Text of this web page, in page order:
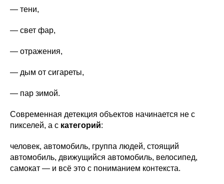
— тени,
— свет фар,
— отражения,
— дым от сигареты,
— пар зимой.
Современная детекция объектов начинается не с
пикселей, а с категорий:
человек, автомобиль, группа людей, стоящий
автомобиль, движущийся автомобиль, велосипед,
самокат — и всё это с пониманием контекста.